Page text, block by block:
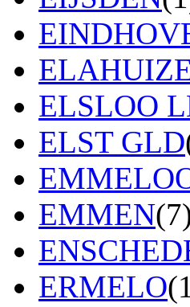
ELSLOO
ELST GLD
EMMEN
ERMELO